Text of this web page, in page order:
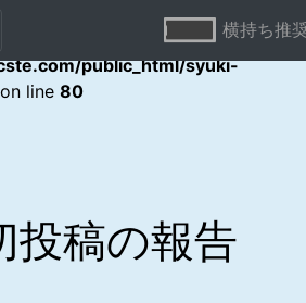
key "error" in
public_html/syuki-
on line 80
横持ち推
投稿の報告